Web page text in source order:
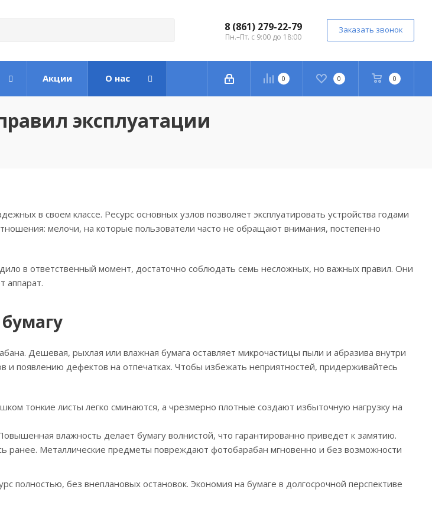
8 (861) 279-22-79
Пн.–Пт. с 9:00 до 18:00
Заказать звонок
0 0 0
Акции О нас
эксплуатации
в своем классе. Ресурс основных узлов позволяет эксплуатировать устройства годами
мелочи, на которые пользователи часто не обращают внимания, постепенно
в ответственный момент, достаточно соблюдать семь несложных, но важных правил. Они
аппарат.
Дешевая, рыхлая или влажная бумага оставляет микрочастицы пыли и абразива внутри
и появлению дефектов на отпечатках. Чтобы избежать неприятностей, придерживайтесь
тонкие листы легко сминаются, а чрезмерно плотные создают избыточную нагрузку на
влажность делает бумагу волнистой, что гарантированно приведет к замятию.
ранее. Металлические предметы повреждают фотобарабан мгновенно и без возможности
полностью, без внеплановых остановок. Экономия на бумаге в долгосрочной перспективе